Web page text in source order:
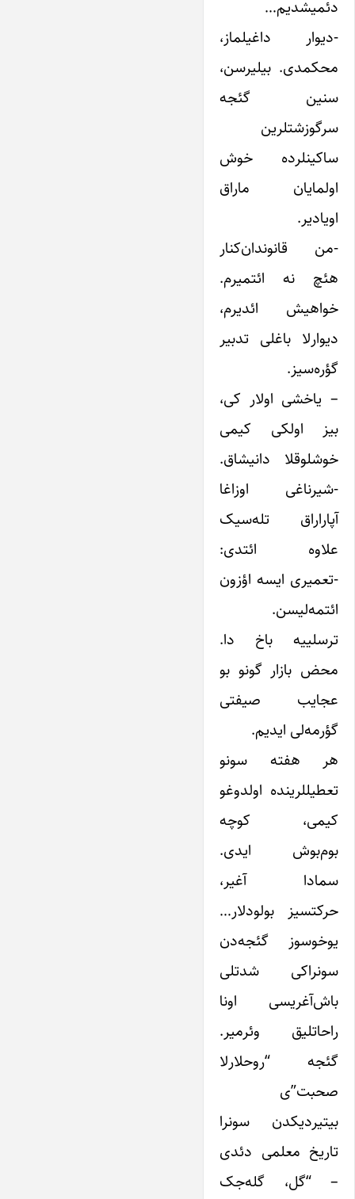
دئمیشدیم…
-دیوار داغیلماز،
محکمدی. بیلیرسن،
سنین گئجه
سرگوزشتلرین
ساکینلرده خوش
اولمایان ماراق
اویادیر.
-من قانوندان‌کنار
هئچ نه ائتمیرم.
خواهیش ائدیرم،
دیوارلا باغلی تدبیر
گؤره‌سیز.
– یاخشی اولار کی،
بیز اولکی کیمی
خوشلوقلا دانیشاق.
-شیرناغی اوزاغا
آپاراراق تله‌سیک
علاوه ائتدی:
-تعمیری ایسه اؤزون
ائتمه‌لیسن.
ترسلییه باخ دا.
محض بازار گونو بو
عجایب صیفتی
گؤرمه‌لی ایدیم.
هر هفته سونو
تعطیللرینده اولدوغو
کیمی، کوچه
بوم‌بوش ایدی.
سمادا آغیر،
حرکتسیز بولودلار…
یوخوسوز گئجه‌دن
سونراکی شدتلی
باش‌آغریسی اونا
راحاتلیق وئرمیر.
گئجه “روحلارلا
صحبت”ی
بیتیردیکدن سونرا
تاریخ معلمی دئدی
– “گل، گله‌جک